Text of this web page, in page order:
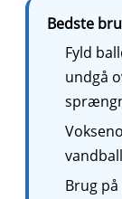
Bedste
Fyld
undgå
Brug